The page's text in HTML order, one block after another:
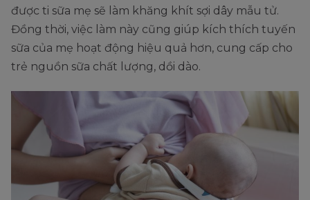
được ti sữa mẹ sẽ làm khăng khít sợi dây mẫu tử.
Đồng thời, việc làm này cũng giúp kích thích tuyến
sữa của mẹ hoạt động hiệu quả hơn, cung cấp cho
trẻ nguồn sữa chất lượng, dồi dào.